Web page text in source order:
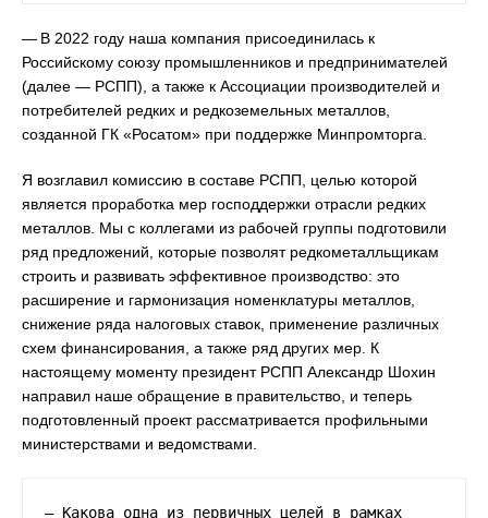
— В 2022 году наша компания присоединилась к
Российскому союзу промышленников и предпринимателей
(далее — РСПП), а также к Ассоциации производителей и
потребителей редких и редкоземельных металлов,
созданной ГК «Росатом» при поддержке Минпромторга.
Я возглавил комиссию в составе РСПП, целью которой
является проработка мер господдержки отрасли редких
металлов. Мы с коллегами из рабочей группы подготовили
ряд предложений, которые позволят редкометалльщикам
строить и развивать эффективное производство: это
расширение и гармонизация номенклатуры металлов,
снижение ряда налоговых ставок, применение различных
схем финансирования, а также ряд других мер. К
настоящему моменту президент РСПП Александр Шохин
направил наше обращение в правительство, и теперь
подготовленный проект рассматривается профильными
министерствами и ведомствами.
— Какова одна из первичных целей в рамках